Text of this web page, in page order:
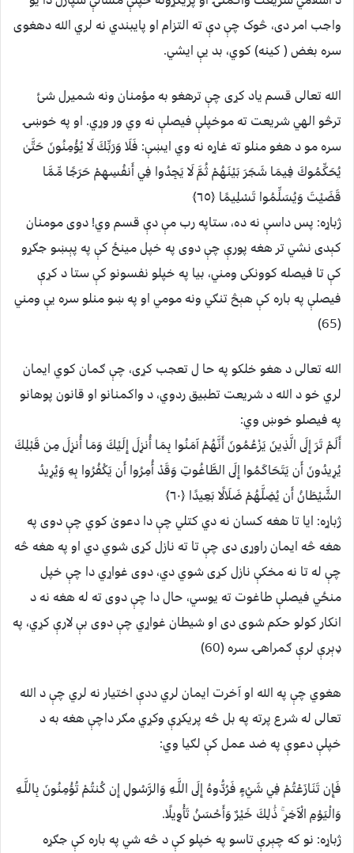
واجب امر دی، څوک چې دې ته التزام او پایبندي نه لري الله دهغوی
سره بغض ( کينه) کوي، بد يې ايشي.
الله تعالی قسم ياد کړی چې ترهغو به مؤمنان ونه شميرل شئ
ترڅو الهي شريعت ته موخپلې فيصلې نه وي ور وړي. او په خوښۍ
سره مو د هغو منلو ته غاړه نه وي ايښې: فَلَا وَرَبِّكَ لَا يُؤْمِنُونَ حَتَّىٰ
يُحَكِّمُوكَ فِيمَا شَجَرَ بَيْنَهُمْ ثُمَّ لَا يَجِدُوا فِي أَنفُسِهِمْ حَرَجًا مِّمَّا
قَضَيْتَ وَيُسَلِّمُوا تَسْلِيمًا ﴿٦٥﴾
ژباړه: پس داسې نه ده، ستاپه رب مې دې قسم وي! دوى مومنان
كېدى نشي تر هغه پورې چې دوى په خپل مینځ كې په پېښو جګړو
كې تا فیصله كوونكى ومني، بیا په خپلو نفسونو كې ستا د كړې
فیصلې په باره كې هېڅ تنګي ونه مومي او په ښو منلو سره يې ومني
(65)
الله تعالی د هغو خلکو په حا ل تعجب کړی، چې ګمان کوي ايمان
لري خو د الله د شريعت تطبيق ردوي، د واکمنانو او قانون پوهانو
په فيصلو خوښ وي:
أَلَمْ تَرَ إِلَى الَّذِينَ يَزْعُمُونَ أَنَّهُمْ آمَنُوا بِمَا أُنزِلَ إِلَيْكَ وَمَا أُنزِلَ مِن قَبْلِكَ
يُرِيدُونَ أَن يَتَحَاكَمُوا إِلَى الطَّاغُوتِ وَقَدْ أُمِرُوا أَن يَكْفُرُوا بِهِ وَيُرِيدُ
الشَّيْطَانُ أَن يُضِلَّهُمْ ضَلَالًا بَعِيدًا ﴿٦٠﴾
ژباړه: ایا تا هغه كسان نه دي كتلي چې دا دعویٰ كوي چې دوى په
هغه څه ایمان راوړى دى چې تا ته نازل كړى شوي دي او په هغه څه
چې له تا نه مخكې نازل كړى شوي دي، دوى غواړي دا چې خپل
منځي فیصلې طاغوت ته یوسي، حال دا چې دوى ته له هغه نه د
انكار كولو حكم شوى دى او شیطان غواړي چې دوى بې لارې كړي، په
ډېرې لرې ګمراهۍ سره (60)
هغوي چې په الله او آخرت ايمان لري ددې اختيار نه لري چې د الله
تعالی له شرع پرته په بل څه پريکړې وکړي مګر داچې هغه به د
خپلې دعوې په ضد عمل کې لګيا وي:
فَإِن تَنَازَعْتُمْ فِي شَيْءٍ فَرُدُّوهُ إِلَى اللَّـهِ وَالرَّسُولِ إِن كُنتُمْ تُؤْمِنُونَ بِاللَّـهِ
وَالْيَوْمِ الْآخِرِ ۚ ذَٰلِكَ خَيْرٌ وَأَحْسَنُ تَأْوِيلًا.
ژباړه: نو كه چېرې تاسو په خپلو كې د څه شي په باره كې جګړه